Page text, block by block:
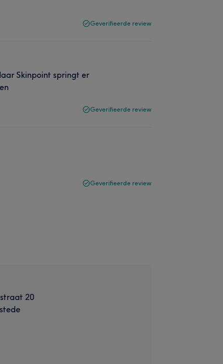
Geverifieerde review
Skinpoint springt er
Geverifieerde review
Geverifieerde review
20